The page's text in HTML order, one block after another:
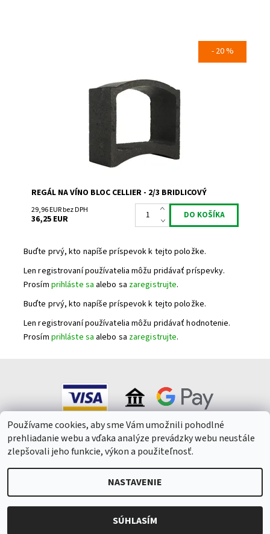
- 20 %
Skladem 1
TA
Bloc Cellier
REGÁL NA VÍNO BLOC CELLIER - 2/3 BRIDLICOVÝ
29,96 EUR bez DPH
36,25 EUR
Buďte prvý, kto napíše príspevok k tejto položke.
Len registrovaní používatelia môžu pridávať príspevky.
Prosím prihláste sa alebo sa zaregistrujte.
Buďte prvý, kto napíše príspevok k tejto položke.
Len registrovaní používatelia môžu pridávať hodnotenie.
Prosím prihláste sa alebo sa zaregistrujte.
cookies
Vytvoril Shoptet
Používame cookies, aby sme Vám umožnili pohodlné
prehliadanie webu a vďaka analýze prevádzky webu neustále
zlepšovali jeho funkcie, výkon a použiteľnosť.
NASTAVENIE
SÚHLASÍM